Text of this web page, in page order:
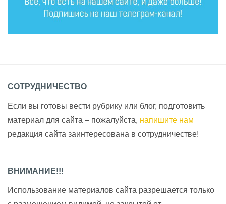
СОТРУДНИЧЕСТВО
Если вы готовы вести рубрику или блог, подготовить
материал для сайта – пожалуйста, напишите нам
редакция сайта заинтересована в сотрудничестве!
ВНИМАНИЕ!!!
Использование материалов сайта разрешается только